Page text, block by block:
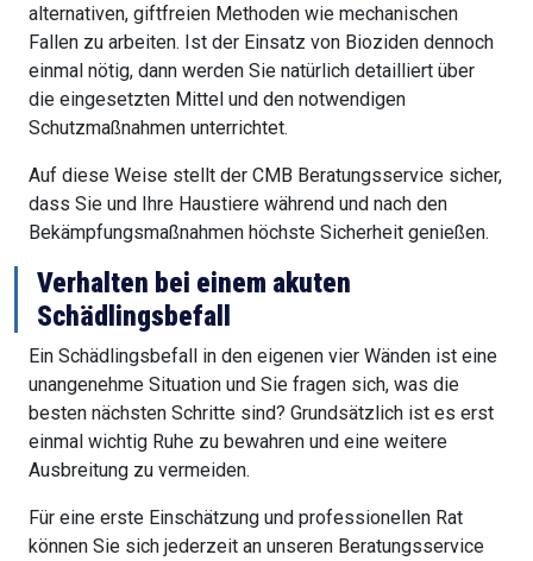
alternativen, giftfreien Methoden wie mechanischen
Fallen zu arbeiten. Ist der Einsatz von Bioziden dennoch
einmal nötig, dann werden Sie natürlich detailliert über
die eingesetzten Mittel und den notwendigen
Schutzmaßnahmen unterrichtet.
Auf diese Weise stellt der CMB Beratungsservice sicher,
dass Sie und Ihre Haustiere während und nach den
Bekämpfungsmaßnahmen höchste Sicherheit genießen.
Verhalten bei einem akuten
Schädlingsbefall
Ein Schädlingsbefall in den eigenen vier Wänden ist eine
unangenehme Situation und Sie fragen sich, was die
besten nächsten Schritte sind? Grundsätzlich ist es erst
einmal wichtig Ruhe zu bewahren und eine weitere
Ausbreitung zu vermeiden.
Für eine erste Einschätzung und professionellen Rat
können Sie sich jederzeit an unseren Beratungsservice